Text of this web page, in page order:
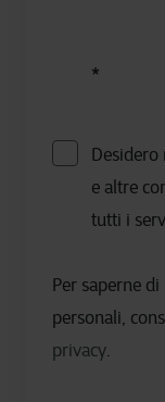
*
Desidero
e altre
tutti i
Per saperne
personali,
privacy.